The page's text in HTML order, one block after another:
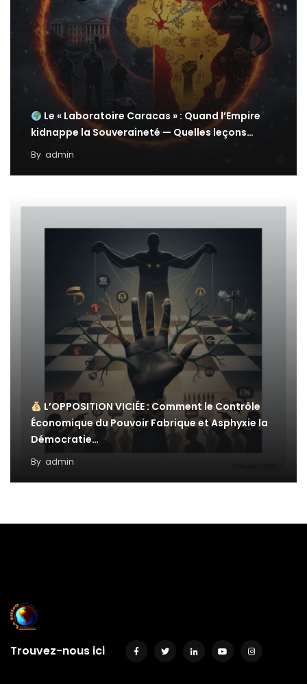
Le « Laboratoire Caracas » : Quand l’Empire
kidnappe la Souveraineté — Quelles leçons…
By admin
L’OPPOSITION VICIÉE : Comment le Contrôle
Économique du Pouvoir Fabrique et Asphyxie la
Démocratie…
By admin
Trouvez-nous ici